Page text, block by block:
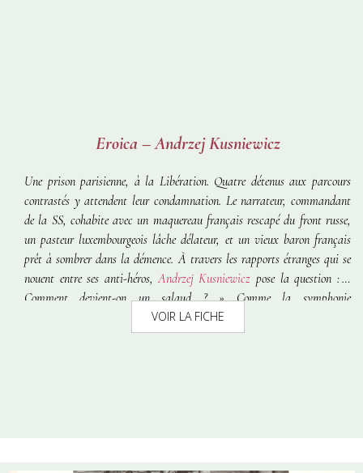
Eroica – Andrzej Kusniewicz
Une prison parisienne, à la Libération. Quatre détenus aux parcours
contrastés y attendent leur condamnation. Le narrateur, commandant
de la SS, cohabite avec un maquereau français rescapé du front russe,
un pasteur luxembourgeois lâche délateur, et un vieux baron français
prêt à sombrer dans la démence. À travers les rapports étranges qui se
nouent entre ses anti-héros,Andrzej Kusniewicz pose la question :«
Comment devient-on un salaud ? »Comme la symphonie
se mue ainsi en marche funèbre pour une Europe
VOIR LA FICHE